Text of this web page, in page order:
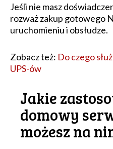
Jeśli nie masz
rozważ zakup gotowego
uruchomieniu i obsłudze.
Zobacz też: Do czego
UPS-ów
Jakie
domowy
możesz na